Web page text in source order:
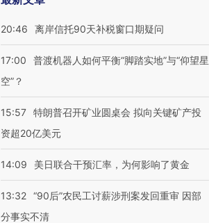
20:46 离岸信托90天补税窗口期疑问
17:00
普渡机器人如何平衡“脚踏实地”与“仰望星
空”？
15:57 特朗普召开矿业圆桌会 拟向关键矿产投
资超20亿美元
14:09 美日联合干预汇率，为何影响了黄金
13:32 “90后”农民工讨薪涉刑案发回重审 因部
分事实不清